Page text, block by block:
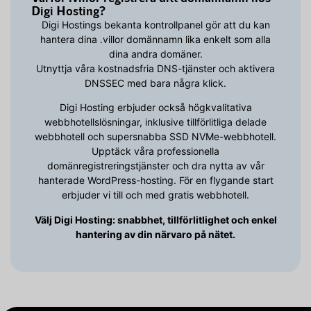
Digi Hosting?
Digi Hostings bekanta kontrollpanel gör att du kan
hantera dina .villor domännamn lika enkelt som alla
dina andra domäner.
Utnyttja våra kostnadsfria DNS-tjänster och aktivera
DNSSEC med bara några klick.
Digi Hosting erbjuder också högkvalitativa
webbhotellslösningar, inklusive tillförlitliga delade
webbhotell och supersnabba SSD NVMe-webbhotell.
Upptäck våra professionella
domänregistreringstjänster och dra nytta av vår
hanterade WordPress-hosting. För en flygande start
erbjuder vi till och med gratis webbhotell.
Välj Digi Hosting: snabbhet, tillförlitlighet och enkel
hantering av din närvaro på nätet.